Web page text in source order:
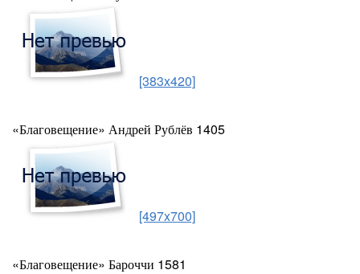
[383x420]
«Благовещение» Андрей Рублёв 1405
[497x700]
«Благовещение» Бароччи 1581